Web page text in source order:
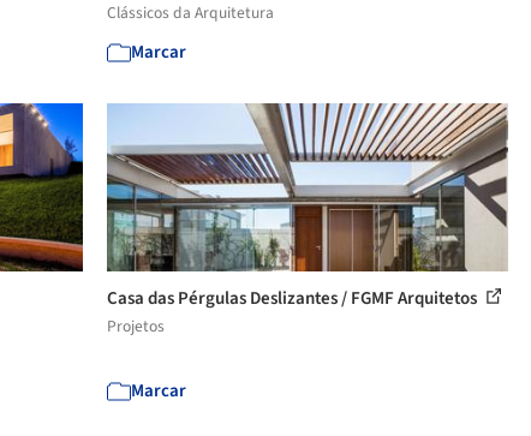
Clássicos da Arquitetura
Marcar
Casa das Pérgulas Deslizantes / FGMF Arquitetos
Projetos
Marcar